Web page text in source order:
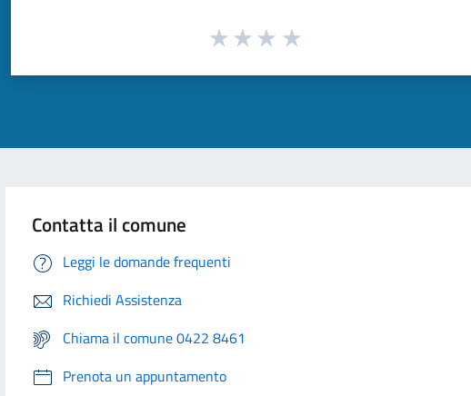
Contatta il comune
Leggi le domande frequenti
Richiedi Assistenza
Chiama il comune 0422 8461
Prenota un appuntamento